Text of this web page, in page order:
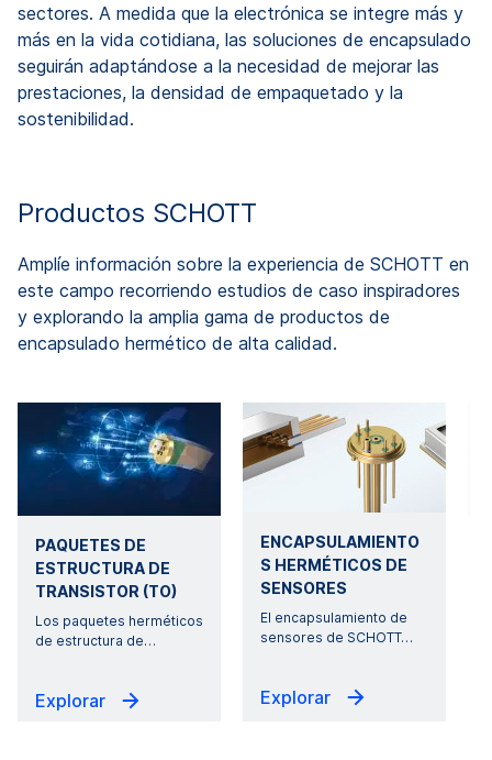
sectores. A medida que la electrónica se integre más y
más en la vida cotidiana, las soluciones de encapsulado
seguirán adaptándose a la necesidad de mejorar las
prestaciones, la densidad de empaquetado y la
sostenibilidad.
Productos SCHOTT
Amplíe información sobre la experiencia de SCHOTT en
este campo recorriendo estudios de caso inspiradores
y explorando la amplia gama de productos de
encapsulado hermético de alta calidad.
PAQUETES DE
ESTRUCTURA DE
TRANSISTOR (TO)
Los paquetes herméticos
de estructura de…
Explorar
ENCAPSULAMIENTO
S HERMÉTICOS DE
SENSORES
El encapsulamiento de
sensores de SCHOTT…
Explorar